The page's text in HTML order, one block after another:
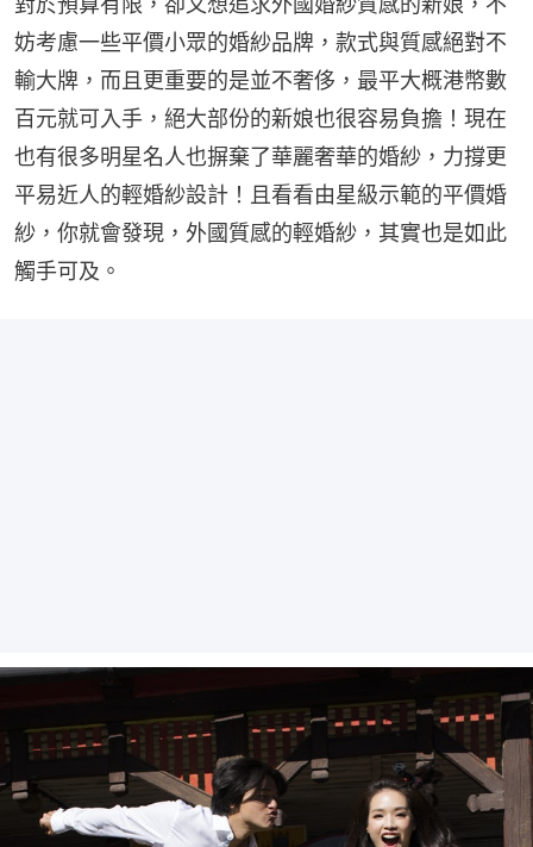
妨考慮一些平價小眾的婚紗品牌，款式與質感絕對不
輸大牌，而且更重要的是並不奢侈，最平大概港幣數
百元就可入手，絕大部份的新娘也很容易負擔！現在
也有很多明星名人也摒棄了華麗奢華的婚紗，力撐更
平易近人的輕婚紗設計！且看看由星級示範的平價婚
紗，你就會發現，外國質感的輕婚紗，其實也是如此
觸手可及。